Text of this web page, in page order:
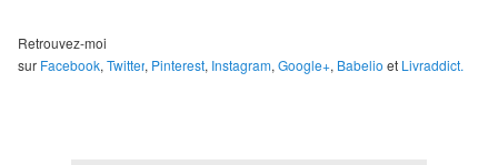
Retrouvez-moi
sur Facebook, Twitter, Pinterest, Instagram, Google+, Babelio et Livraddict.